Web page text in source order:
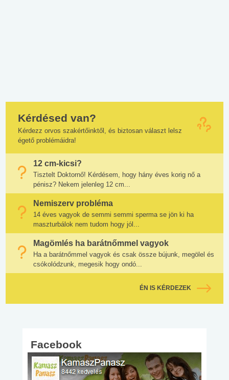
Kérdésed van?
Kérdezz orvos szakértőinktől, és biztosan választ lelsz
égető problémáidra!
12 cm-kicsi?
Tisztelt Doktornő! Kérdésem, hogy hány éves korig nő a
pénisz? Nekem jelenleg 12 cm...
Nemiszerv probléma
14 éves vagyok de semmi semmi sperma se jön ki ha
maszturbálok nem tudom hogy jól...
Magömlés ha barátnőmmel vagyok
Ha a barátnőmmel vagyok és csak össze bújunk, megölel és
csókolódzunk, megesik hogy ondó...
ÉN IS KÉRDEZEK
Facebook